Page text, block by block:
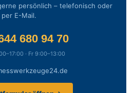
persönlich – telefonisch oder
per E-Mail.
680 94 70
· Fr 9:00–13:00